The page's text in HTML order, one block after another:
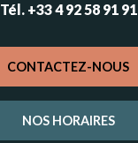
Tél. +33 4 92 58 91 91
CONTACTEZ-NOUS
NOS HORAIRES